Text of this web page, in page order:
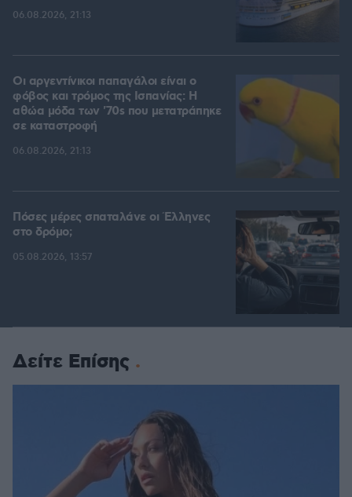
06.08.2026, 21:13
Οι αργεντίνικοι παπαγάλοι είναι ο
φόβος και τρόμος της Ισπανίας: Η
αθώα μόδα των '70s που μετατράπηκε
σε καταστροφή
06.08.2026, 21:13
Πόσες μέρες σπαταλάνε οι Έλληνες
στο δρόμο;
05.08.2026, 13:57
Δείτε Επίσης